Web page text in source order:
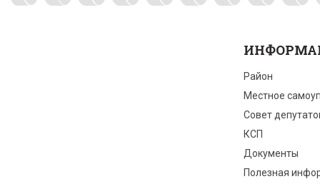
Район
Местное
Совет
КСП
Документы
Полезная